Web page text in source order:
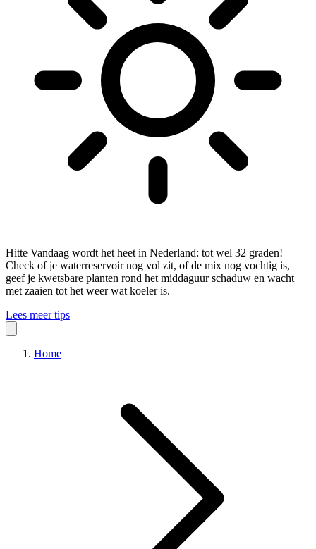
Hitte Vandaag wordt het heet in Nederland: tot wel 32 graden!
Check of je waterreservoir nog vol zit, of de mix nog vochtig is,
geef je kwetsbare planten rond het middaguur schaduw en wacht
met zaaien tot het weer wat koeler is.
Lees meer tips
Home